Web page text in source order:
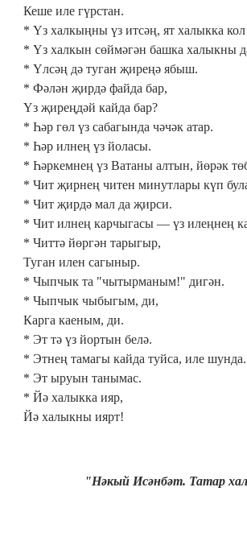
Кеше иле гүрстан.
* Үз халкыңны үз итсәң, ят халыкка
* Үз халкын сөймәгән башка халыкны
* Үлсәң дә туган җиреңә ябыш.
* Фәлән җирдә файда бар,
Үз җиреңдәй кайда бар?
* Һәр гөл үз сабагында чәчәк атар.
* Һәр илнең үз йоласы.
* Һәркемнең үз Ватаны алтын, йөрәк
* Чит җирнең читен минутлары күп
* Чит җирдә мал да җирси.
* Чит илнең карчыгасы — үз илеңнең
* Читтә йөргән тарыгыр,
Туган илен сагыныр.
* Чыпчык та "чытырманым!" дигән.
* Чыпчык чыбыгым, ди,
Карга каеным, ди.
* Эт тә үз йортын белә.
* Этнең тамагы кайда туйса, иле шунда.
* Эт ыруын танымас.
* Йә халыкка ияр,
Йә халыкны иярт!
"Нәкый Исәнбәт. Татар